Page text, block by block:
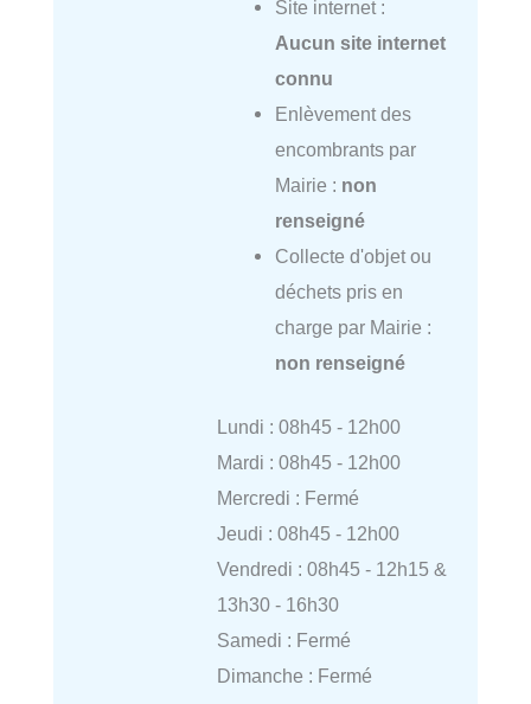
Site internet :
Aucun site internet
connu
Enlèvement des
encombrants par
Mairie : non
renseigné
Collecte d'objet ou
déchets pris en
charge par Mairie :
non renseigné
Lundi : 08h45 - 12h00
Mardi : 08h45 - 12h00
Mercredi : Fermé
Jeudi : 08h45 - 12h00
Vendredi : 08h45 - 12h15 &
13h30 - 16h30
Samedi : Fermé
Dimanche : Fermé